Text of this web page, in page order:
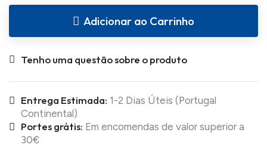
Adicionar ao Carrinho
Tenho uma questão sobre o produto
Entrega Estimada: 1-2 Dias Úteis (Portugal
Continental)
Portes grátis: Em encomendas de valor superior a
30€